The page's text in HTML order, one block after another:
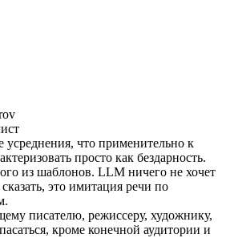
что применительно к
просто как бездарность.
из шаблонов. LLM ничего не хочет
это имитация речи по
писателю, режиссеру, художнику,
кроме конечной аудитории и